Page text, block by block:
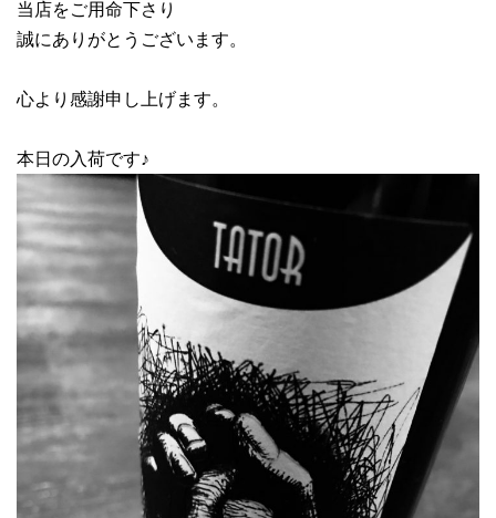
当店をご用命下さり
誠にありがとうございます。
心より感謝申し上げます。
本日の入荷です♪